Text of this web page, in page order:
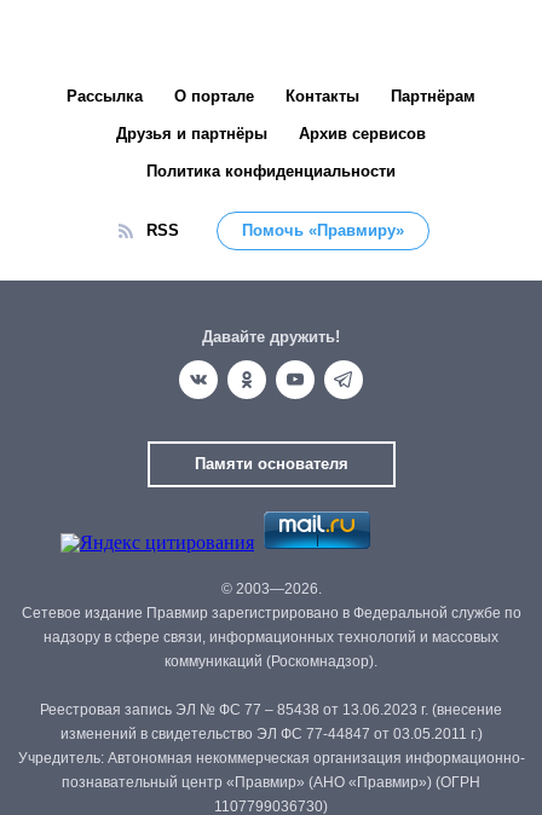
Рассылка О портале Контакты Партнёрам
Друзья и партнёры Архив сервисов
Политика конфиденциальности
RSS Помочь «Правмиру»
Давайте дружить!
Памяти основателя
© 2003—2026.
Сетевое издание Правмир зарегистрировано в Федеральной службе по
надзору в сфере связи, информационных технологий и массовых
коммуникаций (Роскомнадзор).
Реестровая запись ЭЛ № ФС 77 – 85438 от 13.06.2023 г. (внесение
изменений в свидетельство ЭЛ ФС 77-44847 от 03.05.2011 г.)
Учредитель: Автономная некоммерческая организация информационно-
познавательный центр «Правмир» (АНО «Правмир») (ОГРН
1107799036730)